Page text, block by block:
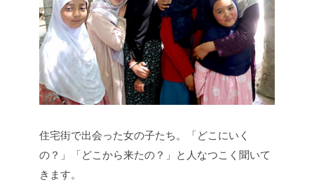
住宅街で出会った女の子たち。「どこにいく
の？」「どこから来たの？」と人なつこく聞いて
きます。